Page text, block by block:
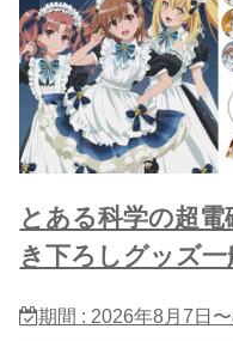
とある科学の超
き下ろしグッズ一
期間 : 2026年8月7日